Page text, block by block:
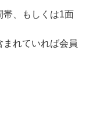
帯、もしくは1面
れていれば会員